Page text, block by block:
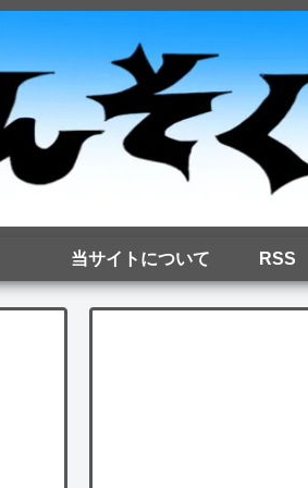
当サイトについて RSS